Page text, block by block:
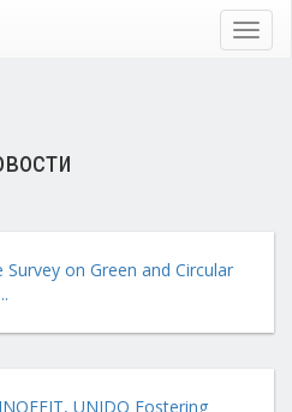
Survey on Green and Circular
UNIDO Fostering